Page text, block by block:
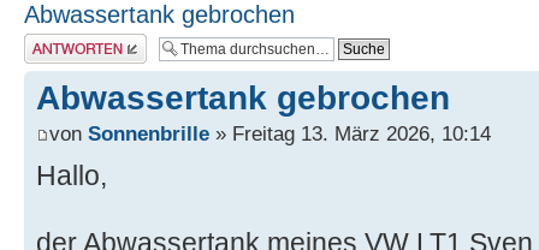
Abwassertank gebrochen
Antwort erstellen
Abwassertank gebrochen
von Sonnenbrille » Freitag 13. März 2026, 10:14
Hallo,
der Abwassertank meines VW LT1